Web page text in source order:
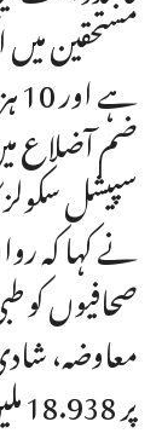
مستحقین
سپیشل
صحافیوں
معاوضہ،
پر 18.938 ملین روپے فراہم کیے گئے ہیں۔